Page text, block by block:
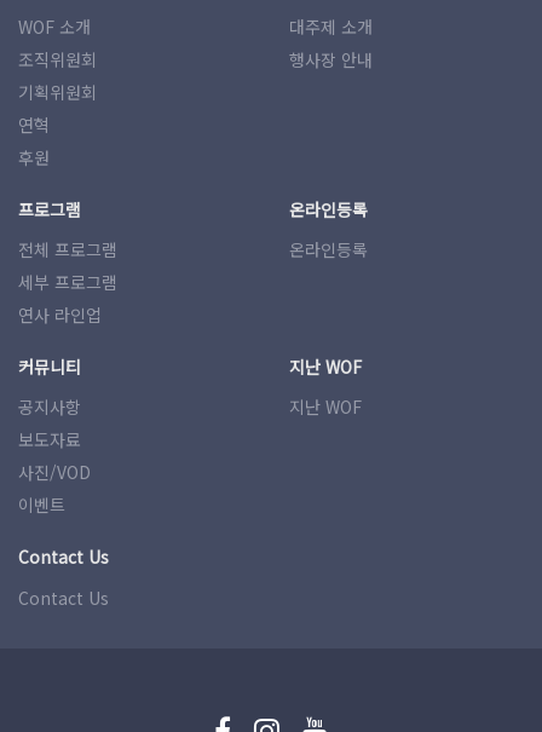
WOF 소개
조직위원회
기획위원회
연혁
후원
대주제 소개
행사장 안내
프로그램
전체 프로그램
세부 프로그램
연사 라인업
온라인등록
온라인등록
커뮤니티
공지사항
보도자료
사진/VOD
이벤트
지난 WOF
지난 WOF
Contact Us
Contact Us